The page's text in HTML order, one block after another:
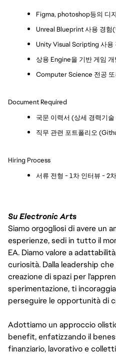
Figma, photoshop등의 디
Unreal Blueprint 사용 경험
Unity Visual Scripting 사용
상용 Engine을 기반 게임 개
Computer Science 전공
Document Required
국문 이력서 (상세 경력기
직무 관련 포트폴리오
Hiring Process
서류 전형 - 1차 인터뷰 - 2
Su Electronic Arts
Siamo orgogliosi di avere un
esperienze, sedi in tutto il
EA. Diamo valore a
curiosità. Dalla leadership
creazione di spazi per
sperimentazione, ti
perseguire le opportunità di
Adottiamo un approccio
benefit, enfatizzando il
finanziario, lavorativo e